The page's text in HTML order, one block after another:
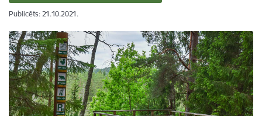
Publicēts: 21.10.2021.